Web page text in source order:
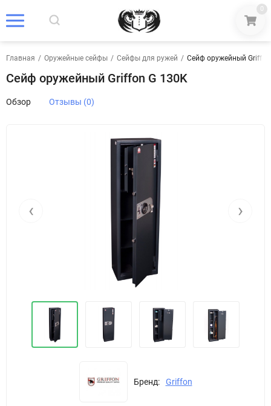
0
Главная / Оружейные сейфы / Сейфы для ружей / Сейф оружейный Griffon
Сейф оружейный Griffon G 130K
Обзор Отзывы (0)
‹ ›
Бренд: Griffon